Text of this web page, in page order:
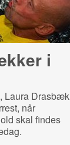
i
Laura Drasbæk
når
skal findes